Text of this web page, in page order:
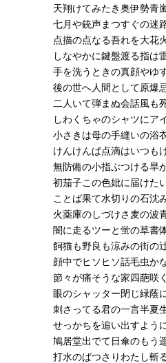
天翔けてみたき奥伊勢青
七月や銃声まつすぐの迷
点描の点なる吾れを大花
しなやかに鍵盤渡る指は
手を洗うときの真顔やゆ
後の世へ人間として原爆
二人いて弾まぬ会話風も
しわくちゃのシャツにア
小さきは母の手縫いの浴
けんけんぱ点滴はいつも
無防備の小指ぶつける旱
初茄子この色妣に届けた
ことば果て水切りの石沈
火薬庫のしづけさ麦の波
闇に走るツーと蛍の草書
飼猫も野良も涼みの街の
顔中でヒソヒソ話毛虫か
節々が痛そうな家四葩咲く
眼のシャッター閉じ緑蔭
刺さってる君の一言半夏
せっかちを追い出すよう
鳩居堂出でて日傘のもう
打水のばつさりわたし斬